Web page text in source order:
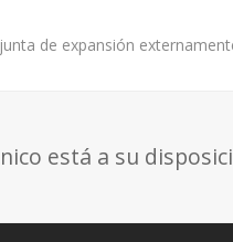
de expansión
está a su